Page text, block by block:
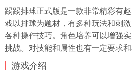
踢踢排球正式版是一款非常精彩有
戏以排球为题材，有多种玩法和刺
各种操作技巧。角色培养可以增强
挑战。对技能和属性也有一定要求和
游戏介绍